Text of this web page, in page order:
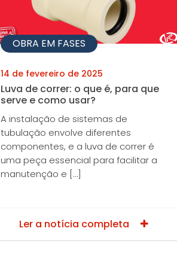
OBRA EM FASES
14 de fevereiro de 2025
Luva de correr: o que é, para que
serve e como usar?
A instalação de sistemas de
tubulação envolve diferentes
componentes, e a luva de correr é
uma peça essencial para facilitar a
manutenção e […]
Ler a notícia completa